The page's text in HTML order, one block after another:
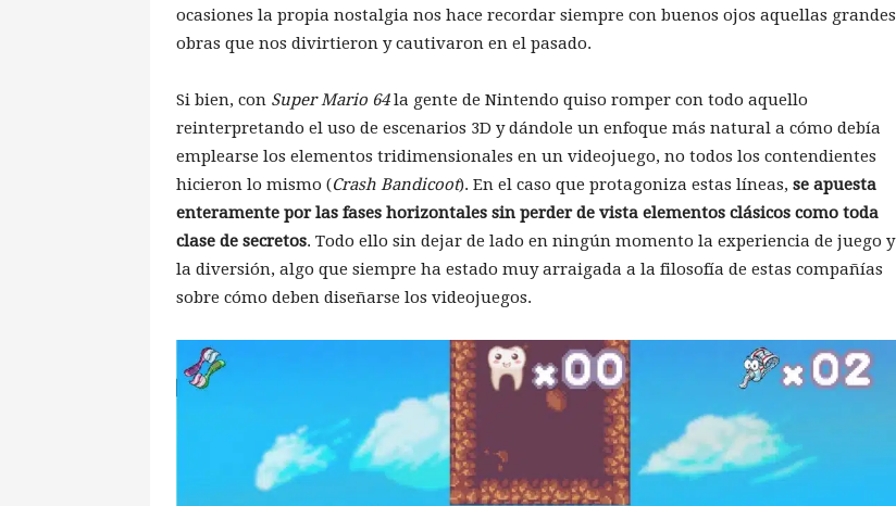
ocasiones la propia nostalgia nos hace recordar siempre con buenos ojos aquellas grandes
obras que nos divirtieron y cautivaron en el pasado.
Si bien, con Super Mario 64la gente de Nintendo quiso romper con todo aquello
reinterpretando el uso de escenarios 3D y dándole un enfoque más natural a cómo debía
emplearse los elementos tridimensionales en un videojuego, no todos los contendientes
hicieron lo mismo (Crash Bandicoot). En el caso que protagoniza estas líneas, se apuesta
enteramente por las fases horizontales sin perder de vista elementos clásicos como toda
clase de secretos. Todo ello sin dejar de lado en ningún momento la experiencia de juego y
la diversión, algo que siempre ha estado muy arraigada a la filosofía de estas compañías
sobre cómo deben diseñarse los videojuegos.